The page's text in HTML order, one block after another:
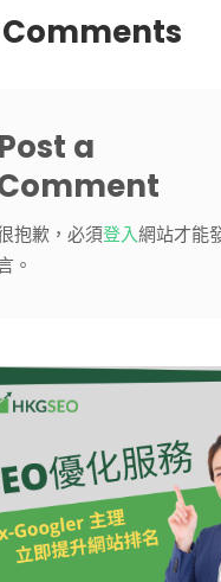
Comments
Post a
抱歉，必須登入網站才能
。